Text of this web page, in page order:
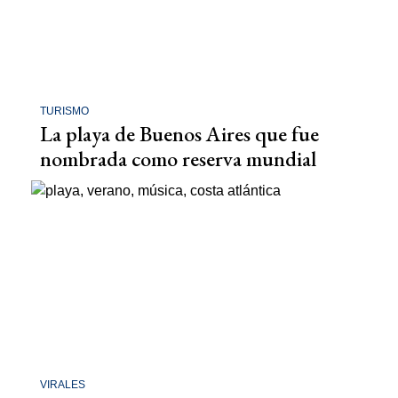
TURISMO
La playa de Buenos Aires que fue
nombrada como reserva mundial
VIRALES